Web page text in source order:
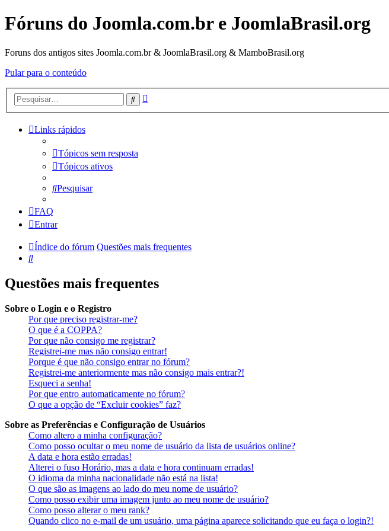
Fóruns do Joomla.com.br e JoomlaBrasil.org
Foruns dos antigos sites Joomla.com.br & JoomlaBrasil.org & MamboBrasil.org
Pular para o conteúdo
Pesquisar
Links rápidos
Tópicos sem resposta
Tópicos ativos
Pesquisar
FAQ
Entrar
Índice do fórum Questões mais frequentes
Pesquisar
Questões mais frequentes
Sobre o Login e o Registro
Por que preciso registrar-me?
O que é a COPPA?
Por que não consigo me registrar?
Registrei-me mas não consigo entrar!
Porque é que não consigo entrar no fórum?
Registrei-me anteriormente mas não consigo mais entrar?!
Esqueci a senha!
Por que entro automaticamente no fórum?
O que a opção de “Excluir cookies” faz?
Sobre as Preferências e Configuração de Usuários
Como altero a minha configuração?
Como posso ocultar o meu nome de usuário da lista de usuários online?
A data e hora estão erradas!
Alterei o fuso Horário, mas a data e hora continuam erradas!
O idioma da minha nacionalidade não está na lista!
O que são as imagens ao lado do meu nome de usuário?
Como posso exibir uma imagem junto ao meu nome de usuário?
Como posso alterar o meu rank?
Quando clico no e-mail de um usuário, uma página aparece solicitando que eu faça o login?!